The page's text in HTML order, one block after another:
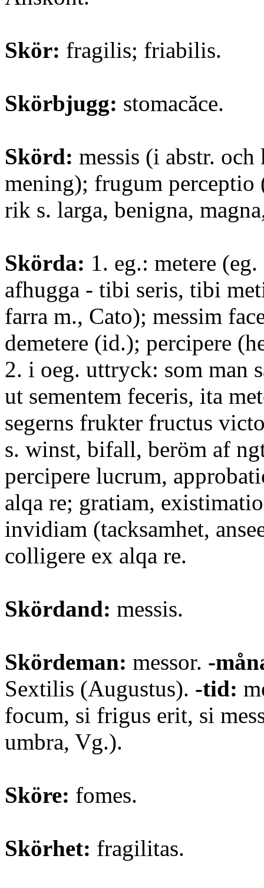
Skör: fragilis; friabilis.
Skörbjugg: stomacăce.
Skörd: messis (i abstr.
mening); frugum perceptio
rik s. larga, benigna,
Skörda: 1. eg.: metere
afhugga - tibi seris, tibi
farra m., Cato); messim
demetere (id.); percipere
2. i oeg. uttryck: som man
ut sementem feceris, ita
segerns frukter fructus
s. winst, bifall, beröm af
percipere lucrum,
alqa re; gratiam,
invidiam (tacksamhet,
colligere ex alqa re.
Skördand: messis.
Skördeman: messor. -
Sextilis (Augustus). -tid:
focum, si frigus erit, si
umbra, Vg.).
Sköre: fomes.
Skörhet: fragilitas.